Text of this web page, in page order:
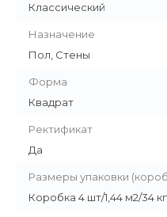
Классический
Назначение
Пол, Стены
Форма
Квадрат
Ректификат
Да
Размеры упаковки
Коробка 4 шт/1,44 м2/34 кг